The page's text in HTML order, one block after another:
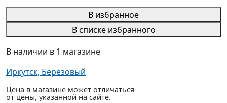
В избранное
В списке избранного
В наличии в 1 магазине
Иркутск, Березовый
Цена в магазине может отличаться
от цены, указанной на сайте.